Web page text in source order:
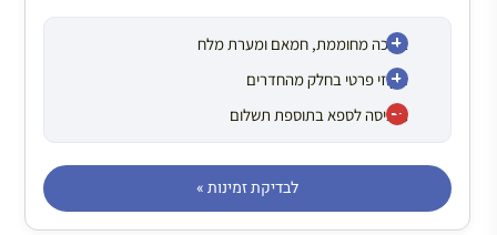
בריכה מחוממת, חמאם ומערת מלח
ג׳קוזי פרטי בחלק מהחדרים
הכניסה לספא בתוספת תשלום
לבדיקת זמינות »